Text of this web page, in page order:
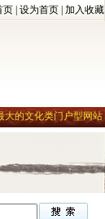
页 设为首页 加入收藏
大的文化类门户型网站